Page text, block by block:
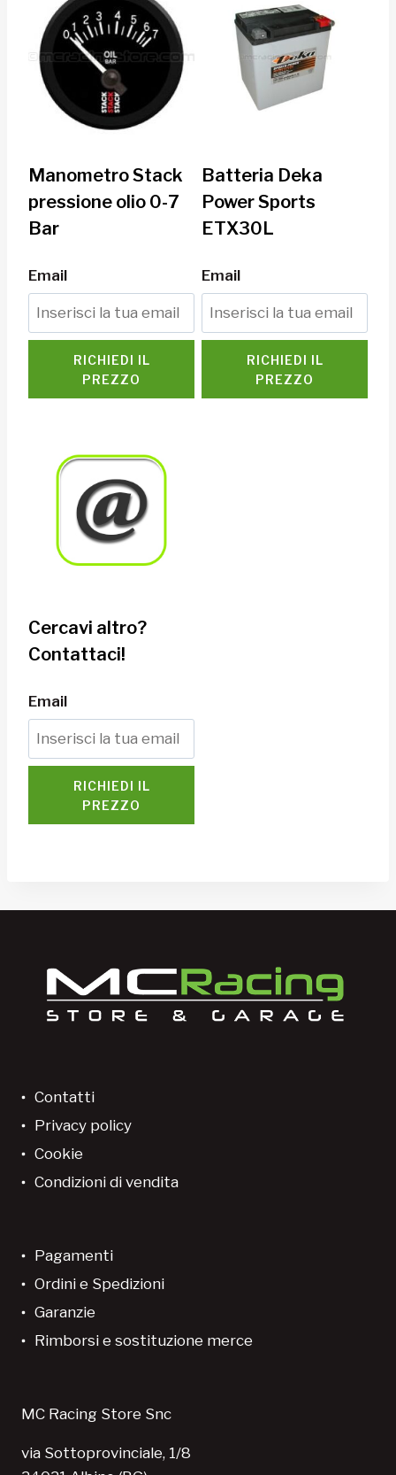
Manometro Stack
pressione olio 0-7
Bar
Email
RICHIEDI IL
PREZZO
Batteria Deka
Power Sports
ETX30L
Email
RICHIEDI IL
PREZZO
Cercavi altro?
Contattaci!
Email
RICHIEDI IL
PREZZO
Contatti
Privacy policy
Cookie
Condizioni di vendita
Pagamenti
Ordini e Spedizioni
Garanzie
Rimborsi e sostituzione merce
MC Racing Store Snc
via Sottoprovinciale, 1/8